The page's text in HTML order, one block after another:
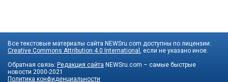
Все текстовые материалы сайта NEWSru.com доступны по лицензии:
Creative Commons Attribution 4.0 International , если не указано иное.
Обратная связь: Редакция сайта NEWSru.com – самые быстрые
новости 2000-2021
Политика конфиденциальности